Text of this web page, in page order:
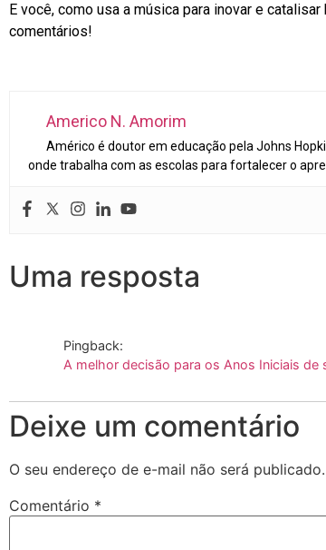
E você, como usa a música para inovar e
comentários!
Americo N. Amorim
Américo é doutor em educação pela Johns
onde trabalha com as escolas para fortalecer o
Uma resposta
Pingback:
A melhor decisão para os Anos Iniciais de
Deixe um comentário
O seu endereço de e-mail não será publicado.
Comentário *